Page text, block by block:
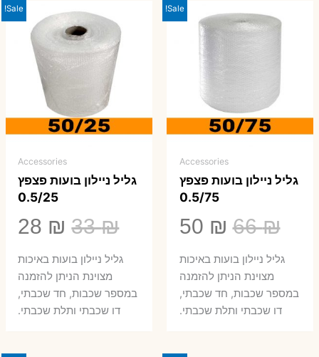
Sale!
Accessories
גליל ניילון בועות פצפץ
0.5/75
66₪
המחיר
המקורי
היה:
66 ₪.
50 ₪
הנוכחיגליל ניילון בועות באיכות
מצוינת הניתן להזמנה
במספר שכבות, חד שכבתי,
דו שכבתי ותלת שכבתי.
Sale!
Accessories
גליל ניילון בועות פצפץ
0.5/25
33₪
המחיר
המקורי
היה:
33 ₪.
28 ₪
₪.
גליל ניילון בועות באיכות
מצוינת הניתן להזמנה
במספר שכבות, חד שכבתי,
דו שכבתי ותלת שכבתי.